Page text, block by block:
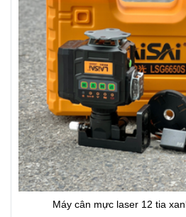
Máy cân mực laser 12 tia